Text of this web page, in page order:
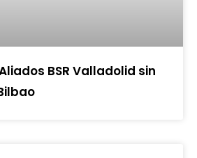
BSR Valladolid sin